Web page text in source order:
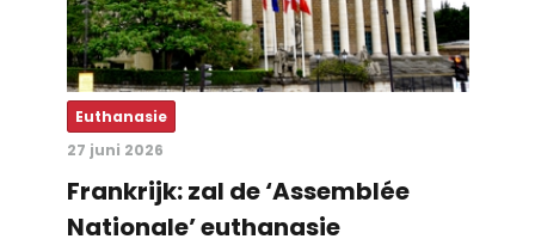
Euthanasie
27 juni 2026
Frankrijk: zal de ‘Assemblée
Nationale’ euthanasie